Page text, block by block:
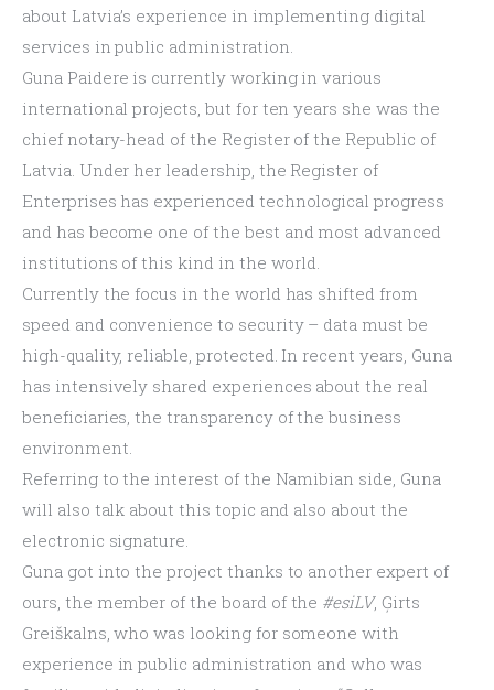
about Latvia’s experience in implementing digital
services in public administration.
Guna Paidere is currently working in various
international projects, but for ten years she was the
chief notary-head of the Register of the Republic of
Latvia. Under her leadership, the Register of
Enterprises has experienced technological progress
and has become one of the best and most advanced
institutions of this kind in the world.
Currently the focus in the world has shifted from
speed and convenience to security – data must be
high-quality, reliable, protected. In recent years, Guna
has intensively shared experiences about the real
beneficiaries, the transparency of the business
environment.
Referring to the interest of the Namibian side, Guna
will also talk about this topic and also about the
electronic signature.
Guna got into the project thanks to another expert of
ours, the member of the board of the #esiLV, Ģirts
Greiškalns, who was looking for someone with
experience in public administration and who was